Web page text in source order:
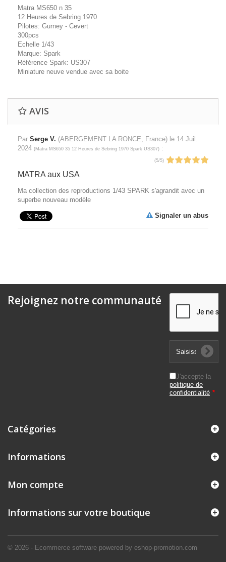
Matra MS650 n 35
12 Heures de Sebring 1970
Pilotes: Gurney - Cevert
300pcs
Echelle 1/43
Marque: Spark
Référence Spark: US307
Miniature neuve vendue avec sa boite
AVIS
Par Serge V. (ABERGEMENT LA RONCE, France) le 14 Juil.
2024 (Matra MS650 35 12 Heures de Sebring 1970 Spark US307) :
(5/5)
MATRA aux USA
Ma collection des reproductions 1/43 SPARK s'agrandit avec un
superbe nouveau modèle
Signaler un abus
Rejoignez notre communauté
J'accepte la
politique de
confidentialité *
Catégories
Informations
© 2026 - Ecommerce software powered by eshop-promotion.com
Mon compte
Informations sur votre boutique